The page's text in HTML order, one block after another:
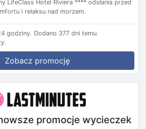
LifeClass Hotel Riviera **** odsłania przed
i relaksu nad morzem.
godziny. Dodano 377 dni temu.
Zobacz promocję
promocje wycieczek